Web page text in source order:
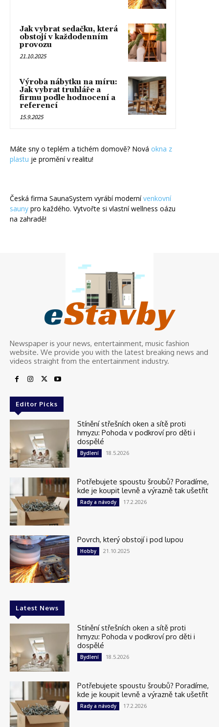
Jak vybrat sedačku, která
obstojí v každodenním
provozu
21.10.2025
Výroba nábytku na míru:
Jak vybrat truhláře a
firmu podle hodnocení a
referencí
15.9.2025
Máte sny o teplém a tichém domově? Nová okna z
plastu je promění v realitu!
Česká firma SaunaSystem vyrábí modernívenkovní
sauny pro každého. Vytvořte si vlastní wellness oázu
na zahradě!
eStavby
Newspaper is your news, entertainment, music fashion
website. We provide you with the latest breaking news and
videos straight from the entertainment industry.
Editor Picks
Stínění střešních oken a sítě proti
hmyzu: Pohoda v podkroví pro děti i
dospělé
Bydlení 18.5.2026
Potřebujete spoustu šroubů? Poradíme,
kde je koupit levně a výrazně tak ušetřit
Rady a návody 17.2.2026
Povrch, který obstojí i pod lupou
Hobby 21.10.2025
Latest News
Stínění střešních oken a sítě proti
hmyzu: Pohoda v podkroví pro děti i
dospělé
Bydlení 18.5.2026
Potřebujete spoustu šroubů? Poradíme,
kde je koupit levně a výrazně tak ušetřit
Rady a návody 17.2.2026